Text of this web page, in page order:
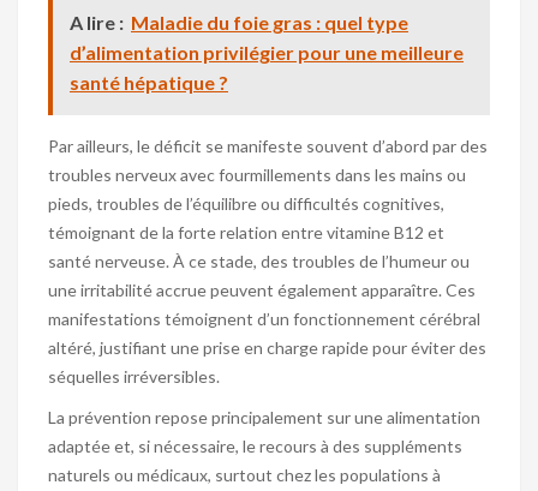
A lire : Maladie du foie gras : quel type
d’alimentation privilégier pour une meilleure
santé hépatique ?
Par ailleurs, le déficit se manifeste souvent d’abord par des
troubles nerveux avec fourmillements dans les mains ou
pieds, troubles de l’équilibre ou difficultés cognitives,
témoignant de la forte relation entre vitamine B12 et
santé nerveuse. À ce stade, des troubles de l’humeur ou
une irritabilité accrue peuvent également apparaître. Ces
manifestations témoignent d’un fonctionnement cérébral
altéré, justifiant une prise en charge rapide pour éviter des
séquelles irréversibles.
La prévention repose principalement sur une alimentation
adaptée et, si nécessaire, le recours à des suppléments
naturels ou médicaux, surtout chez les populations à